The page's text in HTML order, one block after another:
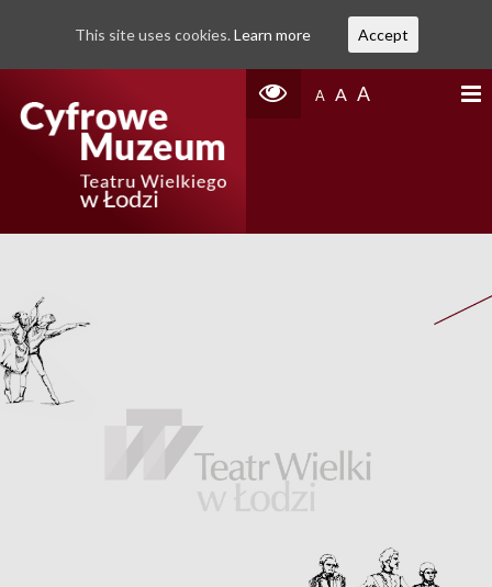
A A A
This site uses cookies. Learn more Accept